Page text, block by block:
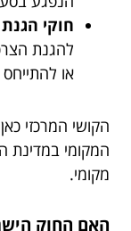
חוקי
להגנת
או
הקושי המרכזי
המקומי במדינת
מקומי.
האם החוק